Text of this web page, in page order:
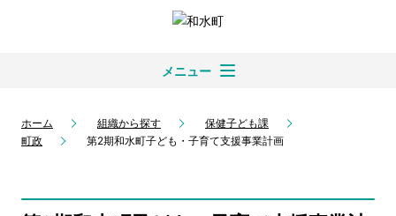
メニュー
ホーム 組織から探す
保健子ども課
町政
第2期和水町子ども・子育て支援事業計画